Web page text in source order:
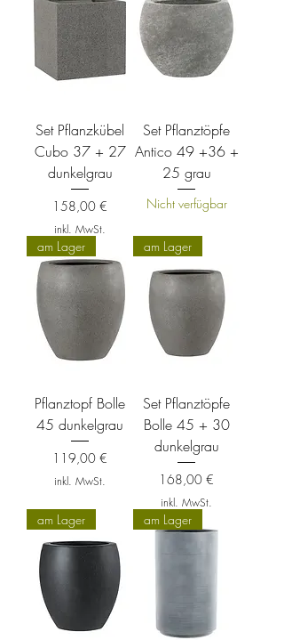
Set Pflanzkübel
Cubo 37 + 27
dunkelgrau
Preis
158,00 €
inkl. MwSt.
Set Pflanztöpfe
Antico 49 +36 +
25 grau
Nicht verfügbar
am Lager
Pflanztopf Bolle
45 dunkelgrau
Preis
119,00 €
inkl. MwSt.
am Lager
Set Pflanztöpfe
Bolle 45 + 30
dunkelgrau
Preis
168,00 €
inkl. MwSt.
am Lager am Lager